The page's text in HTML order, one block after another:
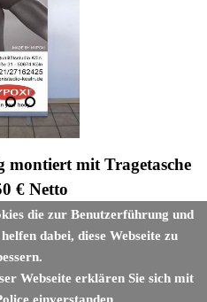
montiert mit Tragetasche
€ Netto
nach Aufwand.
die zur Benutzerführung und
dabei, diese Webseite zu
Webseite erklären Sie sich mit